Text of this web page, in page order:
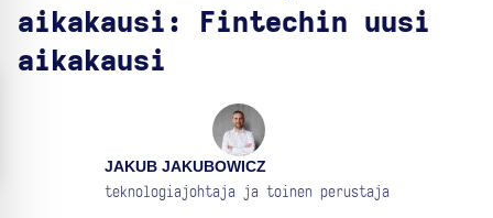
aikakausi: Fintechin uusi
aikakausi
JAKUB JAKUBOWICZ
teknologiajohtaja ja toinen perustaja